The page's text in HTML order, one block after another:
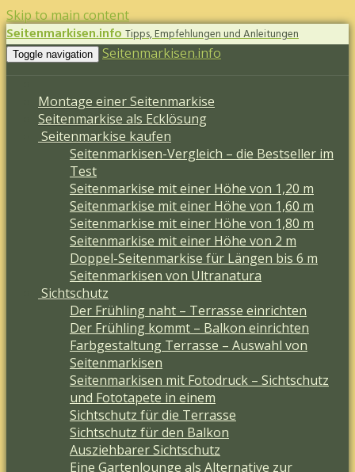
Skip to main content
Seitenmarkisen.infoTipps, Empfehlungen und Anleitungen
Toggle navigation Seitenmarkisen.info
Montage einer Seitenmarkise
Seitenmarkise als Ecklösung
Seitenmarkise kaufen
Seitenmarkisen-Vergleich – die Bestseller im
Test
Seitenmarkise mit einer Höhe von 1,20 m
Seitenmarkise mit einer Höhe von 1,60 m
Seitenmarkise mit einer Höhe von 1,80 m
Seitenmarkise mit einer Höhe von 2 m
Doppel-Seitenmarkise für Längen bis 6 m
Seitenmarkisen von Ultranatura
Sichtschutz
Der Frühling naht – Terrasse einrichten
Der Frühling kommt – Balkon einrichten
Farbgestaltung Terrasse – Auswahl von
Seitenmarkisen
Seitenmarkisen mit Fotodruck – Sichtschutz
und Fototapete in einem
Sichtschutz für die Terrasse
Sichtschutz für den Balkon
Ausziehbarer Sichtschutz
Eine Gartenlounge als Alternative zur